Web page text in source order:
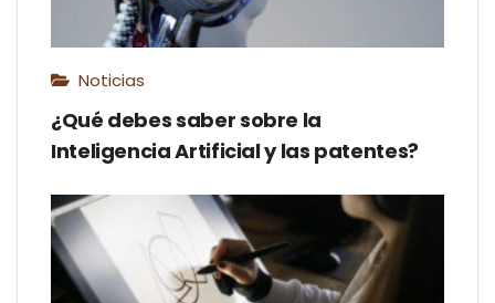
Noticias
¿Qué debes saber sobre la
Inteligencia Artificial y las patentes?